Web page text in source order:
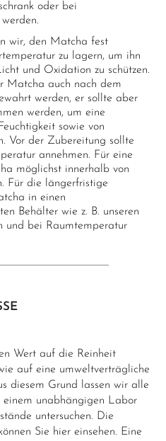
oder bei
wir, den Matcha fest
zu lagern, um ihn
und Oxidation zu schützen.
Matcha auch nach dem
werden, er sollte aber
werden, um eine
sowie von
Vor der Zubereitung sollte
annehmen. Für eine
möglichst innerhalb von
Für die längerfristige
in einen
Behälter wie z. B. unseren
und bei Raumtemperatur
Wert auf die Reinheit
auf eine umweltverträgliche
diesem Grund lassen wir alle
einem unabhängigen Labor
untersuchen. Die
Sie hier einsehen. Eine